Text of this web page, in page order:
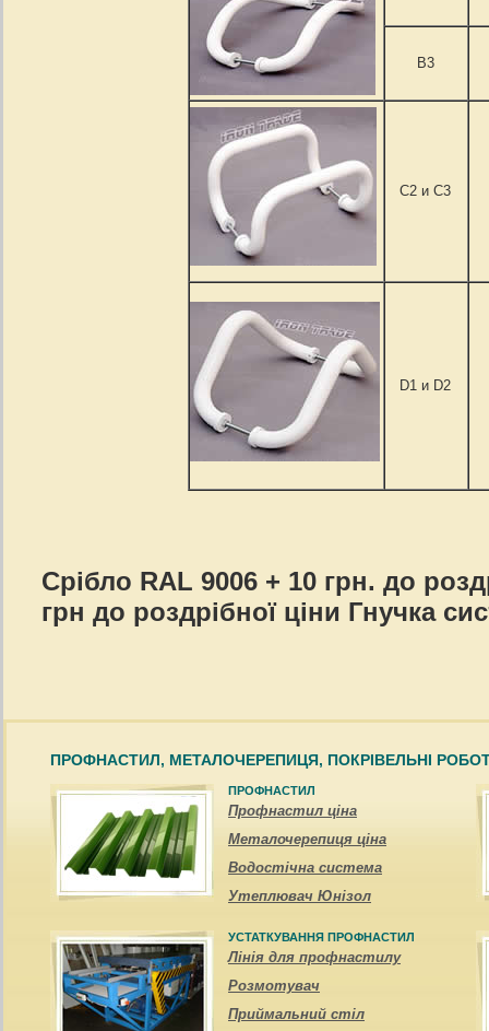
В3
C2 и С3
D1 и D2
Срібло RAL 9006 + 10 грн. до
грн до роздрібної ціни Гнучка
ПРОФНАСТИЛ, МЕТАЛОЧЕРЕПИЦЯ, ПОКРІВЕЛЬНІ
ПРОФНАСТИЛ
Профнастил ціна
Металочерепиця ціна
Водостічна система
Утеплювач Юнізол
УСТАТКУВАННЯ ПРОФНАСТИЛ
Лінія для профнастилу
Розмотувач
Приймальний стіл